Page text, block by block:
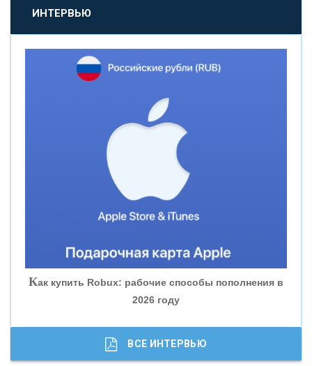
«ПРОМСВЯЗЬБАНК»
«НОВИКОМБАНК»
«ВНЕШПРОМБАНК»
«БАНК ГЛОБЭКС»
«СОВКОМБАНК»
«ГАЗПРОМБАНК»
ИНТЕРВЬЮ
Как купить Robux: рабочие способы пополнения в
2026 году
ВСЕ ИНТЕРВЬЮ